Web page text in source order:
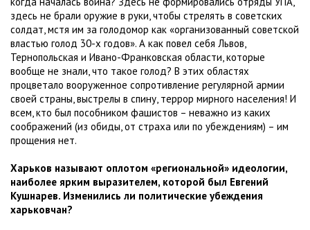
здесь не брали оружие в руки, чтобы стрелять в советских
солдат, мстя им за голодомор как «организованный советской
властью голод 30-х годов». А как повел себя Львов,
Тернопольская и Ивано-Франковская области, которые
вообще не знали, что такое голод? В этих областях
процветало вооруженное сопротивление регулярной армии
своей страны, выстрелы в спину, террор мирного населения! И
всем, кто был пособником фашистов – неважно из каких
соображений (из обиды, от страха или по убеждениям) – им
прощения нет.
Харьков называют оплотом «региональной» идеологии,
наиболее ярким выразителем, которой был Евгений
Кушнарев. Изменились ли политические убеждения
харьковчан?